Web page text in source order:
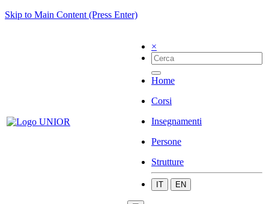
Skip to Main Content (Press Enter)
×
Home
Corsi
Insegnamenti
Persone
Strutture
IT EN